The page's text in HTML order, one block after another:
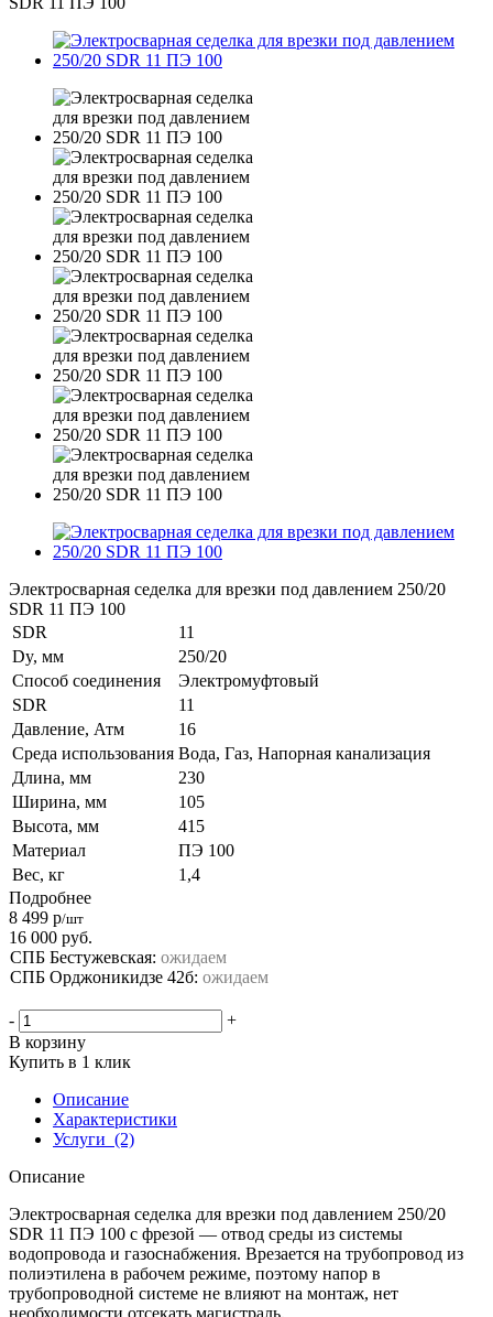
Электросварная седелка для врезки под давлением 250/20
SDR 11 ПЭ 100
SDR
11
Dy, мм
250/20
Способ соединения
Электромуфтовый
SDR
11
Давление, Атм
16
Среда использования Вода, Газ, Напорная канализация
Длина, мм
230
Ширина, мм
105
Высота, мм
415
Материал
ПЭ 100
Вес, кг
1,4
Подробнее
8 499 р/шт
16 000 руб.
СПБ Бестужевская: ожидаем
СПБ Орджоникидзе 42б: ожидаем
-
+
В корзину
Купить в 1 клик
Описание
Характеристики
Услуги (2)
Описание
Электросварная седелка для врезки под давлением 250/20
SDR 11 ПЭ 100 с фрезой — отвод среды из системы
водопровода и газоснабжения. Врезается на трубопровод из
полиэтилена в рабочем режиме, поэтому напор в
трубопроводной системе не влияют на монтаж, нет
необходимости отсекать магистраль.